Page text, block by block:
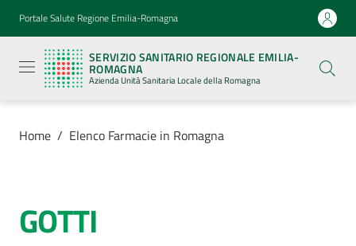
Vai al contenuto
Vai alla navigazione
Vai al footer
Portale Salute Regione Emilia-Romagna
SERVIZIO SANITARIO REGIONALE EMILIA-
ROMAGNA
Azienda Unità Sanitaria Locale della Romagna
Sanitario
Regionale
Emilia-
Romagna
Azienda
Sanitaria
Locale della
Azienda
Home / Elenco Farmacie in Romagna
Salta al contenuto
GOTTI